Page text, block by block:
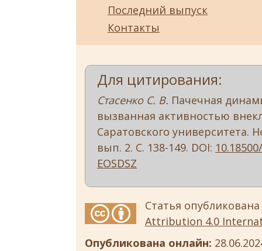
Последний выпуск
Контакты
Для цитирования:
Стасенко С. В. Пачечная
вызванная активностью
Саратовского университета.
вып. 2. С. 138-149. DOI:
EOSDSZ
Статья
Attribution 4.0
Опубликована онлайн: